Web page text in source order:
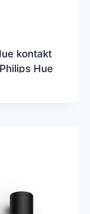
kontakt
Hue